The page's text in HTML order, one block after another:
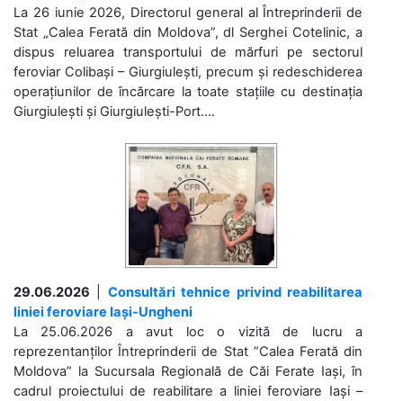
La 26 iunie 2026, Directorul general al Întreprinderii de
Stat „Calea Ferată din Moldova”, dl Serghei Cotelinic, a
dispus reluarea transportului de mărfuri pe sectorul
feroviar Colibași – Giurgiulești, precum și redeschiderea
operațiunilor de încărcare la toate stațiile cu destinația
Giurgiulești și Giurgiulești-Port....
29.06.2026
Consultări tehnice privind reabilitarea
liniei feroviare Iași-Ungheni
La 25.06.2026 a avut loc o vizită de lucru a
reprezentanților Întreprinderii de Stat ”Calea Ferată din
Moldova” la Sucursala Regională de Căi Ferate Iași, în
cadrul proiectului de reabilitare a liniei feroviare Iași –